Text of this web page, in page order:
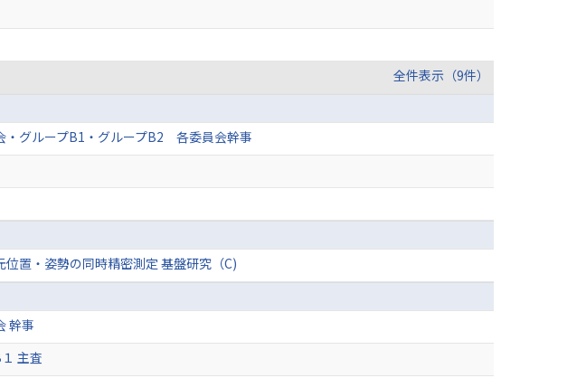
全件表示（9件）
グループB1・グループB2 各委員会幹事
置・姿勢の同時精密測定 基盤研究（C)
幹事
主査